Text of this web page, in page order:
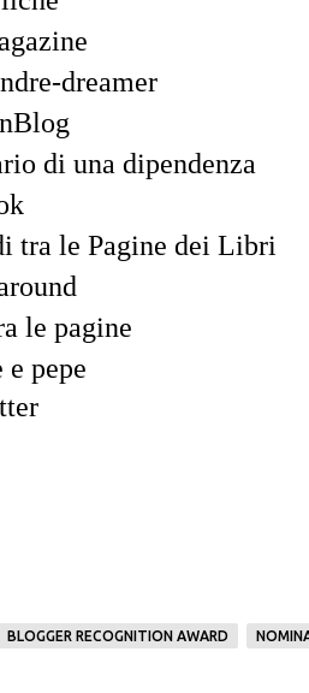
dreamer
di una dipendenza
tra le Pagine dei Libri
le pagine
pepe
BLOGGER RECOGNITION AWARD